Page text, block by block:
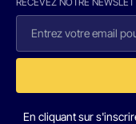
En cliquant sur